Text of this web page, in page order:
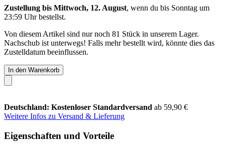
Zustellung bis Mittwoch, 12. August, wenn du bis Sonntag um
23:59 Uhrbestellst.
Von diesem Artikel sind nur noch 81 Stück in unserem Lager.
Nachschub ist unterwegs! Falls mehr bestellt wird, könnte dies das
Zustelldatum beeinflussen.
In den Warenkorb
Deutschland: Kostenloser Standardversand ab 59,90 €
Weitere Infos zu Versand & Lieferung
Eigenschaften und Vorteile